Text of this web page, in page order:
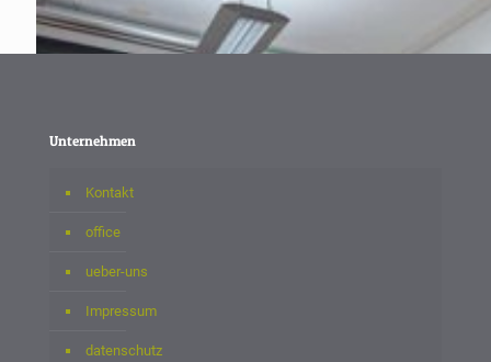
Unternehmen
Kontakt
office
ueber-uns
Impressum
datenschutz